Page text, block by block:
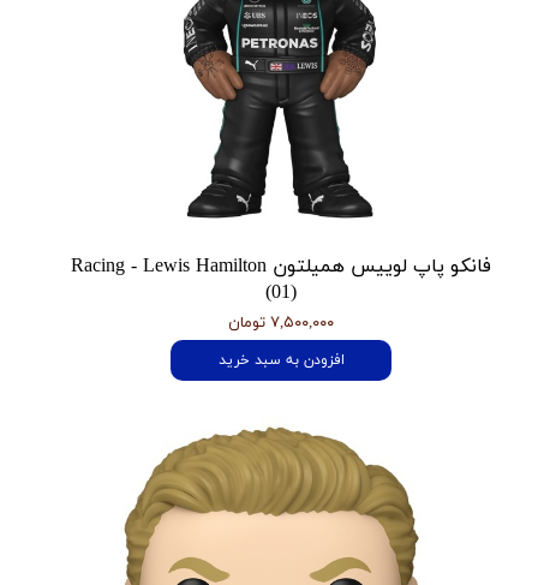
فانکو پاپ لوییس همیلتون Racing - Lewis Hamilton
(01)
۷,۵۰۰,۰۰۰ تومان
افزودن به سبد خرید